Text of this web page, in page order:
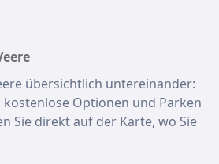
übersichtlich untereinander:
Optionen und Parken
Sie direkt auf der Karte, wo Sie